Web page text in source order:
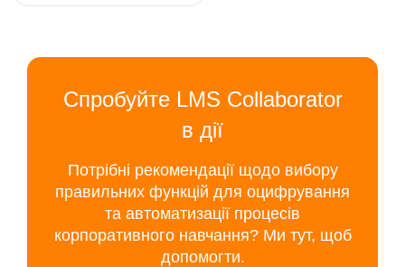
Спробуйте LMS Collaborator
в дії
Потрібні рекомендації щодо вибору
правильних функцій для оцифрування
та автоматизації процесів
корпоративного навчання? Ми тут, щоб
допомогти.